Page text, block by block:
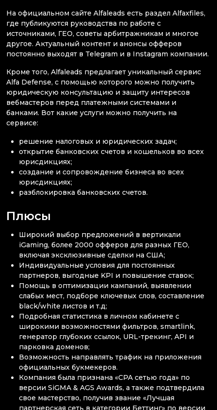
На официальном сайте Alfaleads есть раздел Alfaxfiles,
где публикуются руководства по работе с
источниками, ГЕО, советы арбитражникам и многое
другое. Актуальный контент и анонсы офферов
постоянно выходят в Telegram и в Instagram компании.
Кроме того, Alfaleads предлагает уникальный сервис
Alfa Defense, с помощью которого можно получить
юридическую консультацию и защиту интересов
вебмастеров перед платежными системами и
банками. Вот какие услуги можно получить на
сервисе:
решение налоговых и юридических задач;
открытие банковских счетов и кошельков во всех
юрисдикциях;
создание и сопровождение бизнеса во всех
юрисдикциях;
разблокировка банковских счетов.
Плюсы
Широкий выбор предложений в вертикали
iGaming, более 2000 офферов для разных ГЕО,
включая эксклюзивные сделки на США;
Индивидуальные условия для постоянных
партнеров, выгодные KPI и повышение ставок;
Помощь в оптимизации кампаний, выявлении
слабых мест, подборе ключевых слов, составление
black/white листов и т.д;
Подробная статистика в личном кабинете с
широкими возможностями фильтров, smartlink,
генератор глубоких ссылок, URL-трекинг, API и
парковка доменов;
Возможность направлять трафик на приложения
официальных букмекеров.
Компания была признана «CPA сетью года» по
версии SiGMA & AGS Awards, а также подтвердила
свое мастерство, получив звание «Лучшая
партнерская сеть в категории Беттинг» по версии